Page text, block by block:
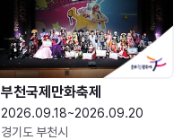
부천국제만화축제
2026.09.18~2026.09.20
경기도 부천시